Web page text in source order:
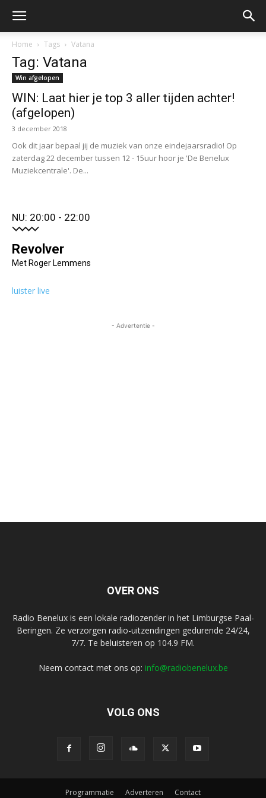
Home Tags Vatana
Tag: Vatana
Win afgelopen
WIN: Laat hier je top 3 aller tijden achter!
(afgelopen)
3 december 2018
Ook dit jaar bepaal jij de muziek van onze eindejaarsradio! Op
zaterdag 22 december tussen 12 - 15uur hoor je 'De Benelux
Muziekcentrale'. De...
NU: 20:00 - 22:00
Revolver
Met Roger Lemmens
luister live
- Advertentie -
OVER ONS
Radio Benelux is een lokale radiozender in het Limburgse Paal-
Beringen. Ze verzorgen radio-uitzendingen gedurende 24/24,
7/7. Te beluisteren op 104.9 FM.
Neem contact met ons op: info@radiobenelux.be
VOLG ONS
Programmatie Adverteren Contact